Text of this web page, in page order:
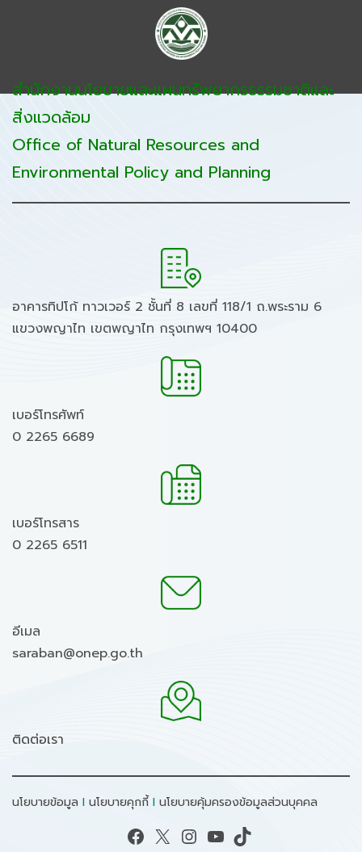
สำนักงานนโยบายและแผนทรัพยากรธรรมชาติและ
สิ่งแวดล้อม
Office of Natural Resources and
Environmental Policy and Planning
อาคารทิปโก้ ทาวเวอร์ 2 ชั้นที่ 8 เลขที่ 118/1 ถ.พระราม 6
แขวงพญาไท เขตพญาไท กรุงเทพฯ 10400
เบอร์โทรศัพท์
0 2265 6689
เบอร์โทรสาร
0 2265 6511
อีเมล
saraban@onep.go.th
ติดต่อเรา
นโยบายข้อมูล I นโยบายคุกกี้ I นโยบายคุ้มครองข้อมูลส่วนบุคคล
Facebook X Instagram YouTube TikTok